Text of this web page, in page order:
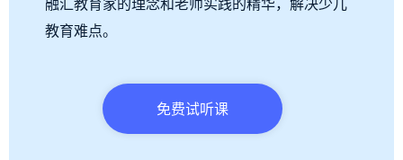
融汇教育家的理念和老师实践的精华，解决少儿
教育难点。
免费试听课